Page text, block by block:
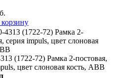
(1722-72) Рамка 2-постовая,
цвет слоновая кость, ABB